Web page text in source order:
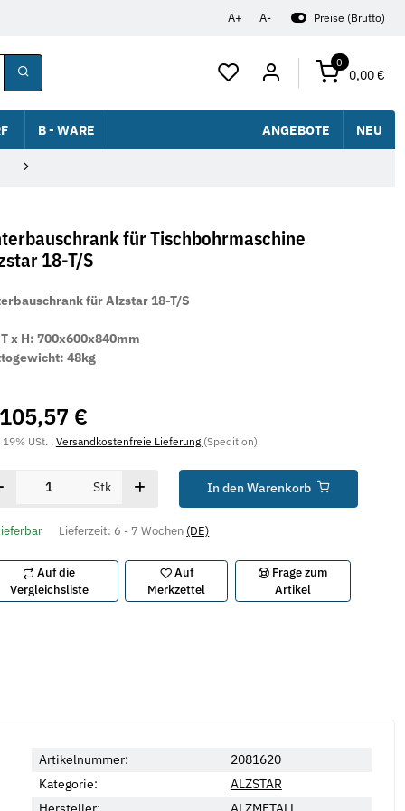
A+ A- Preise (Brutto)
0
0,00 €
B - WARE ANGEBOTE NEU
für Tischbohrmaschine
18-T/S
für Alzstar 18-T/S
x H: 700x600x840mm
48kg
€
USt. ,Versandkostenfreie Lieferung (Spedition)
Stk In den Warenkorb
Lieferzeit: 6 - 7 Wochen (DE)
Auf die
Vergleichsliste
Auf
Merkzettel
Frage zum
Artikel
Artikelnummer:
2081620
Kategorie:
ALZSTAR